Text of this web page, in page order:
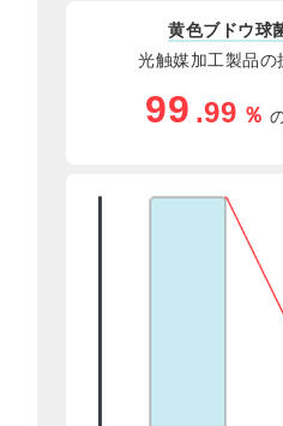
黄色ブドウ球
光触媒加工製品の
99 .99 ％